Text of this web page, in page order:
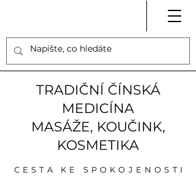
TRADIČNÍ ČÍNSKÁ
MEDICÍNA
MASÁŽE, KOUČINK,
KOSMETIKA
CESTA KE SPOKOJENOSTI